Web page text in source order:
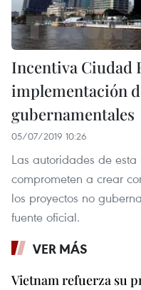
Incentiva Ciudad
implementación
gubernamentales
05/07/2019 10:26
Las autoridades de
comprometen a crear
los proyectos no
fuente oficial.
VER MÁS
Vietnam refuerza su